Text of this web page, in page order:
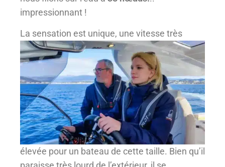
impressionnant !
La sensation est unique, une vitesse très
élevée pour un bateau de cette taille. Bien qu’il